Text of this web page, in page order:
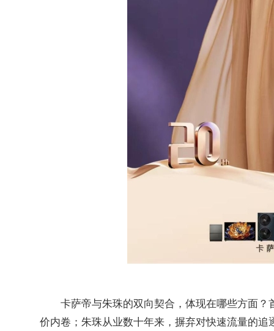
卡萨帝与朱珠的双向契合，体现在哪些方面
价内卷；朱珠从业数十年来，摒弃对快速流量的